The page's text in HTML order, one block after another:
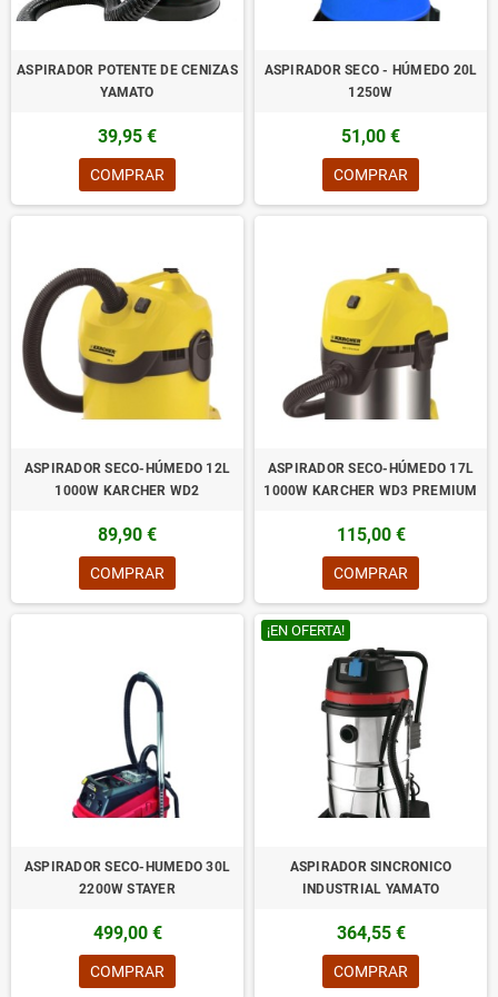
ASPIRADOR POTENTE DE CENIZAS
YAMATO
39,95 €
COMPRAR
ASPIRADOR SECO - HÚMEDO 20L
1250W
51,00 €
COMPRAR
ASPIRADOR SECO-HÚMEDO 12L
1000W KARCHER WD2
89,90 €
COMPRAR
ASPIRADOR SECO-HÚMEDO 17L
1000W KARCHER WD3 PREMIUM
115,00 €
COMPRAR
ASPIRADOR SECO-HUMEDO 30L
2200W STAYER
499,00 €
COMPRAR
¡EN OFERTA!
ASPIRADOR SINCRONICO
INDUSTRIAL YAMATO
364,55 €
COMPRAR